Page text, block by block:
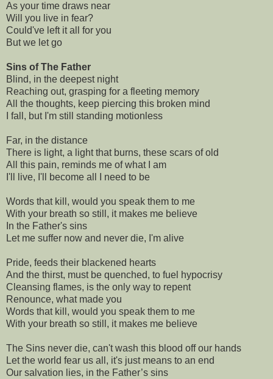
As your time draws near
Will you live in fear?
Could've left it all for you
But we let go
Sins of The Father
Blind, in the deepest night
Reaching out, grasping for a fleeting memory
All the thoughts, keep piercing this broken mind
I fall, but I'm still standing motionless
Far, in the distance
There is light, a light that burns, these scars of old
All this pain, reminds me of what I am
I'll live, I'll become all I need to be
Words that kill, would you speak them to me
With your breath so still, it makes me believe
In the Father's sins
Let me suffer now and never die, I'm alive
Pride, feeds their blackened hearts
And the thirst, must be quenched, to fuel hypocrisy
Cleansing flames, is the only way to repent
Renounce, what made you
Words that kill, would you speak them to me
With your breath so still, it makes me believe
The Sins never die, can't wash this blood off our hands
Let the world fear us all, it's just means to an end
Our salvation lies, in the Father’s sins